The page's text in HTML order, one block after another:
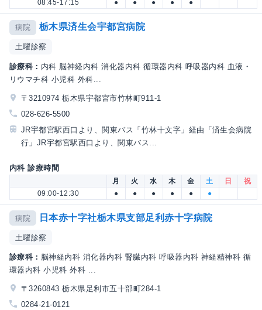
08:45-17:15
● ● ● ● ●
病院 栃木県済生会宇都宮病院
土曜診察
診療科： 内科 脳神経内科 消化器内科 循環器内科 呼吸器内科 血液・
リウマチ科 小児科 外科...
〒3210974 栃木県宇都宮市竹林町911-1
028-626-5500
JR宇都宮駅西口より、関東バス「竹林十文字」経由「済生会病院
行」JR宇都宮駅西口より、関東バス...
内科 診療時間
月 火 水 木 金 土 日
祝
09:00-12:30
● ● ● ● ● ●
病院 日本赤十字社栃木県支部足利赤十字病院
土曜診察
診療科： 脳神経内科 消化器内科 腎臓内科 呼吸器内科 神経精神科 循
環器内科 小児科 外科 ...
〒3260843 栃木県足利市五十部町284-1
0284-21-0121